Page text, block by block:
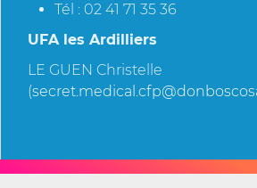
Tél : 02 41 71 35 36
UFA les Ardilliers
LE GUEN Christelle
(